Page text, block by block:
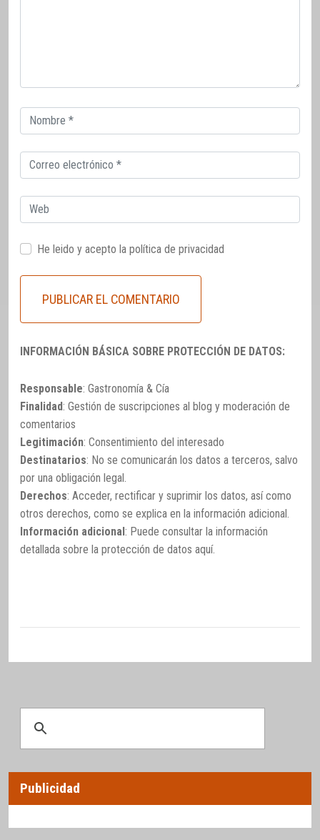
Correo
electrónico
Correo
electrónico
Web
He leido y acepto la política de privacidad
INFORMACIÓN BÁSICA SOBRE PROTECCIÓN DE DATOS:
Responsable: Gastronomía & Cía
Finalidad: Gestión de suscripciones al blog y moderación de
comentarios
Legitimación: Consentimiento del interesado
Destinatarios: No se comunicarán los datos a terceros, salvo
por una obligación legal.
Derechos: Acceder, rectificar y suprimir los datos, así como
otros derechos, como se explica en la información adicional.
Información adicional: Puede consultar la información
detallada sobre la protección de datos aquí.
Publicidad